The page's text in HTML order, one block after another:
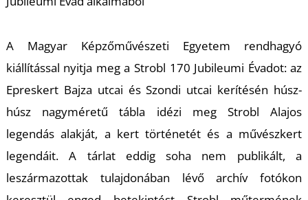
A Magyar Képzőművészeti Egyetem rendhagyó
kiállítással nyitja meg a Strobl 170 Jubileumi Évadot: az
Epreskert Bajza utcai és Szondi utcai kerítésén húsz-
húsz nagyméretű tábla idézi meg Strobl Alajos
legendás alakját, a kert történetét és a művészkert
legendáit. A tárlat eddig soha nem publikált, a
leszármazottak tulajdonában lévő archív fotókon